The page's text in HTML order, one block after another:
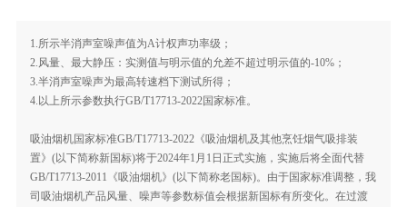
1.所示半消声室噪声值为A计权声功率级；
2.风量、最大静压：实测值与明示值的允差不超过明示值的-10%；
3.半消声室噪声为最高转速档下测试所得；
4.以上所示参数执行GB/T17713-2022国家标准。
吸油烟机国家标准GB/T17713-2022《吸油烟机及其他烹饪烟气吸排装
置》(以下简称新国标)将于2024年1月1日正式实施，实施后将全面代替
GB/T17713-2011《吸油烟机》(以下简称老国标)。由于国家标准调整，我
司吸油烟机产品风量、噪声等参数标值会根据新国标有所变化。在过渡